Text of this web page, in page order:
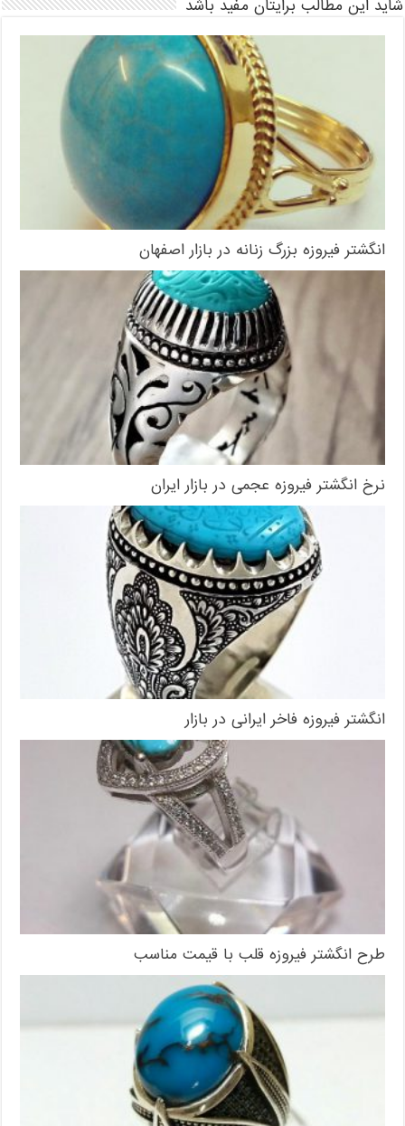
شاید این مطالب برایتان مفید باشد
انگشتر فیروزه بزرگ زنانه در بازار اصفهان
نرخ انگشتر فیروزه عجمی در بازار ایران
انگشتر فیروزه فاخر ایرانی در بازار
طرح انگشتر فیروزه قلب با قیمت مناسب